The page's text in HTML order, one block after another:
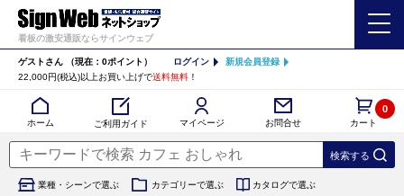
看板の激安通販ならサインウェブ
ゲストさん （現在：0ポイント） ログイン
新規会員登録
22,000円(税込)以上お買い上げで送料無料 ！
ホーム ご利用ガイド マイページ お問合せ カート
0
業種・シーンで選ぶ カテゴリーで選ぶ カタログで選ぶ